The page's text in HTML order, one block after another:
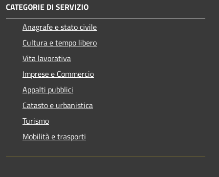
CATEGORIE DI SERVIZIO
Anagrafe e stato civile
Cultura e tempo libero
Vita lavorativa
Imprese e Commercio
Appalti pubblici
Catasto e urbanistica
Turismo
Mobilità e trasporti